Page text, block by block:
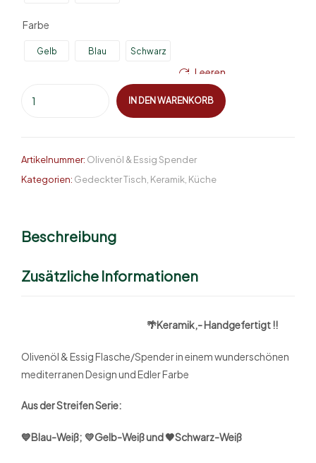
Farbe
Gelb Blau Schwarz
Leeren
IN DEN WARENKORB
Artikelnummer: Olivenöl & Essig Spender
Kategorien: Gedeckter Tisch Keramik Küche
Beschreibung
Zusätzliche Informationen
🌴Keramik,- Handgefertigt !!
Olivenöl & Essig Flasche/Spender in einem wunderschönen
mediterranen Design und Edler Farbe
Aus der Streifen Serie:
💙Blau-Weiß; 💛Gelb-Weiß und 🖤Schwarz-Weiß